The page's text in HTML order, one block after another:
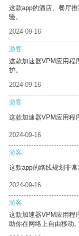
这款app的酒店、餐厅
验。
2024-09-16
游客
这款加速器VPM应用程
护。
2024-09-16
游客
这款加速器VPM应用程
2024-09-16
游客
这款app的路线规划非
2024-09-16
游客
这款加速器VPM应用程
助你在网络上自由移动。